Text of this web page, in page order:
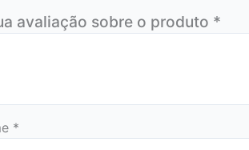
avaliação sobre o produto *
*